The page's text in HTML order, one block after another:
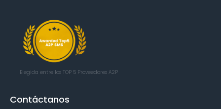
Elegida entre los TOP 5 Proveedores A2P
Contáctanos